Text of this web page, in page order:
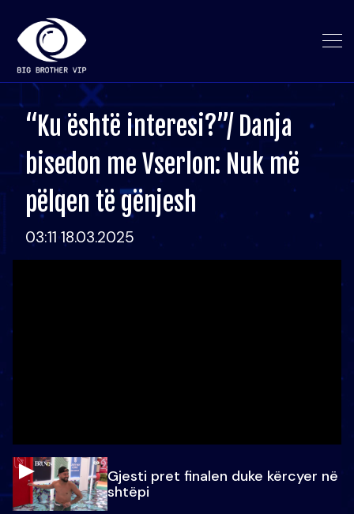
“Ku është interesi?”/ Danja
bisedon me Vserlon: Nuk më
pëlqen të gënjesh
03:11 18.03.2025
Gjesti pret finalen duke kërcyer në
shtëpi